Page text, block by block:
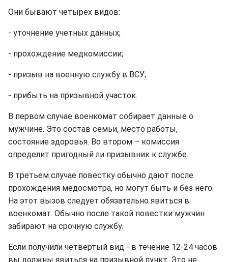
Они бывают четырех видов:
- уточнение учетных данных;
- прохождение медкомиссии;
- призыв на военную службу в ВСУ;
- прибыть на призывной участок.
В первом случае военкомат собирает данные о
мужчине. Это состав семьи, место работы,
состояние здоровья. Во втором – комиссия
определит пригодный ли призывник к службе.
В третьем случае повестку обычно дают после
прохождения медосмотра, но могут быть и без него.
На этот вызов следует обязательно явиться в
военкомат. Обычно после такой повестки мужчин
забирают на срочную службу.
Если получили четвертый вид - в течение 12-24 часов
вы должны явиться на призывной пункт. Это не